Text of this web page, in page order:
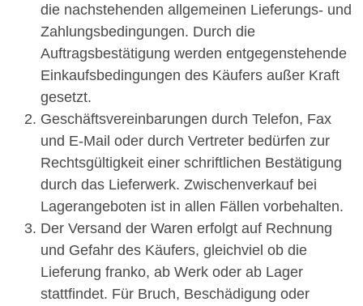
die nachstehenden allgemeinen Lieferungs- und
Zahlungsbedingungen. Durch die
Auftragsbestätigung werden entgegenstehende
Einkaufsbedingungen des Käufers außer Kraft
gesetzt.
Geschäftsvereinbarungen durch Telefon, Fax
und E-Mail oder durch Vertreter bedürfen zur
Rechtsgültigkeit einer schriftlichen Bestätigung
durch das Lieferwerk. Zwischenverkauf bei
Lagerangeboten ist in allen Fällen vorbehalten.
Der Versand der Waren erfolgt auf Rechnung
und Gefahr des Käufers, gleichviel ob die
Lieferung franko, ab Werk oder ab Lager
stattfindet. Für Bruch, Beschädigung oder